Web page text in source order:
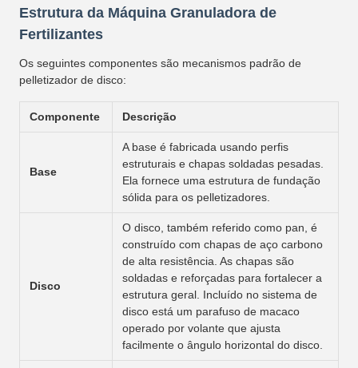
Estrutura da Máquina Granuladora de
Fertilizantes
Os seguintes componentes são mecanismos padrão de
pelletizador de disco:
Componente Descrição
Base
A base é fabricada usando perfis
estruturais e chapas soldadas pesadas.
Ela fornece uma estrutura de fundação
sólida para os pelletizadores.
Disco
O disco, também referido como pan, é
construído com chapas de aço carbono
de alta resistência. As chapas são
soldadas e reforçadas para fortalecer a
estrutura geral. Incluído no sistema de
disco está um parafuso de macaco
operado por volante que ajusta
facilmente o ângulo horizontal do disco.